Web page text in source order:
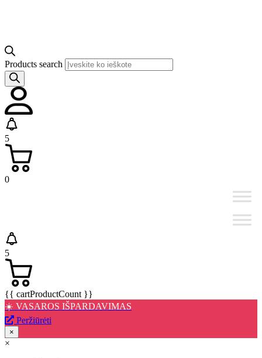
Products search
5
0
5
{{ cartProductCount }}
☀️ VASAROS IŠPARDAVIMAS
Peržiūrėti
×
×